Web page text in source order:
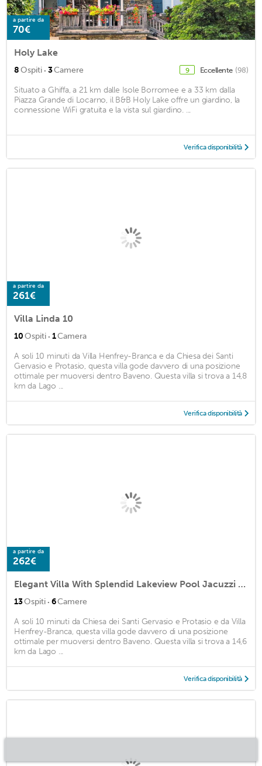
a partire da
70€
Holy Lake
8Ospiti · 3Camere 9 Eccellente (98)
Situato a Ghiffa, a 21 km dalle Isole Borromee e a 33 km dalla
Piazza Grande di Locarno, il B&B Holy Lake offre un giardino, la
connessione WiFi gratuita e la vista sul giardino. ...
Verifica disponibilità
a partire da
261€
Villa Linda 10
10Ospiti · 1Camera
A soli 10 minuti da Villa Henfrey-Branca e da Chiesa dei Santi
Gervasio e Protasio, questa villa gode davvero di una posizione
ottimale per muoversi dentro Baveno. Questa villa si trova a 14,8
km da Lago ...
Verifica disponibilità
a partire da
262€
Elegant Villa With Splendid Lakeview Pool Jacuzzi Fitness and Wellness Area -villa Ninfea DEL Lago
13Ospiti · 6Camere
A soli 10 minuti da Chiesa dei Santi Gervasio e Protasio e da Villa
Henfrey-Branca, questa villa gode davvero di una posizione
ottimale per muoversi dentro Baveno. Questa villa si trova a 14,6
km da Lago ...
Verifica disponibilità